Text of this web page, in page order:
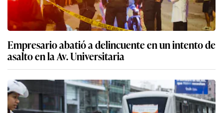
Empresario abatió a delincuente en un intento de
asalto en la Av. Universitaria